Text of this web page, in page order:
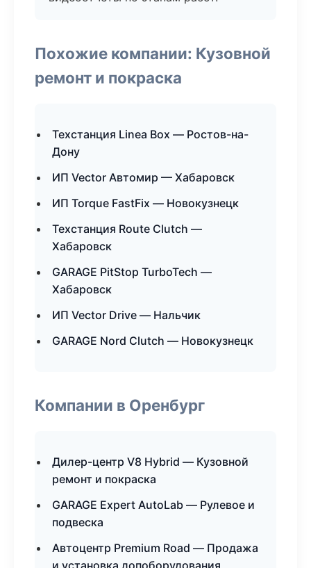
Похожие компании: Кузовной
ремонт и покраска
Техстанция Linea Box — Ростов-на-
Дону
ИП Vector Автомир — Хабаровск
ИП Torque FastFix — Новокузнецк
Техстанция Route Clutch —
Хабаровск
GARAGE PitStop TurboTech —
Хабаровск
ИП Vector Drive — Нальчик
GARAGE Nord Clutch — Новокузнецк
Компании в Оренбург
Дилер-центр V8 Hybrid — Кузовной
ремонт и покраска
GARAGE Expert AutoLab — Рулевое и
подвеска
Автоцентр Premium Road — Продажа
и установка допоборудования